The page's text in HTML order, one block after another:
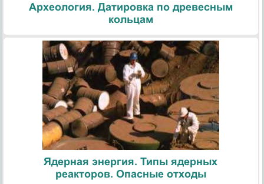
Археология. Датировка по древесным
кольцам
Ядерная энергия. Типы ядерных
реакторов. Опасные отходы